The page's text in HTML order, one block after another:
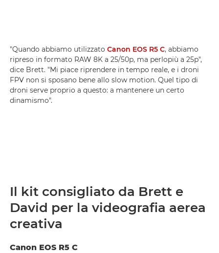
"Quando abbiamo utilizzato Canon EOS R5 C, abbiamo
ripreso in formato RAW 8K a 25/50p, ma perlopiù a 25p",
dice Brett. "Mi piace riprendere in tempo reale, e i droni
FPV non si sposano bene allo slow motion. Quel tipo di
droni serve proprio a questo: a mantenere un certo
dinamismo".
Il kit consigliato da Brett e
David per la videografia aerea
creativa
Canon EOS R5 C